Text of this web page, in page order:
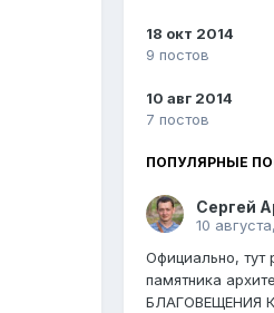
18 окт 2014
9 постов
10 авг 2014
7 постов
ПОПУЛЯРНЫЕ
Сергей
10
Официально, тут
памятника
БЛАГОВЕЩЕНИЯ